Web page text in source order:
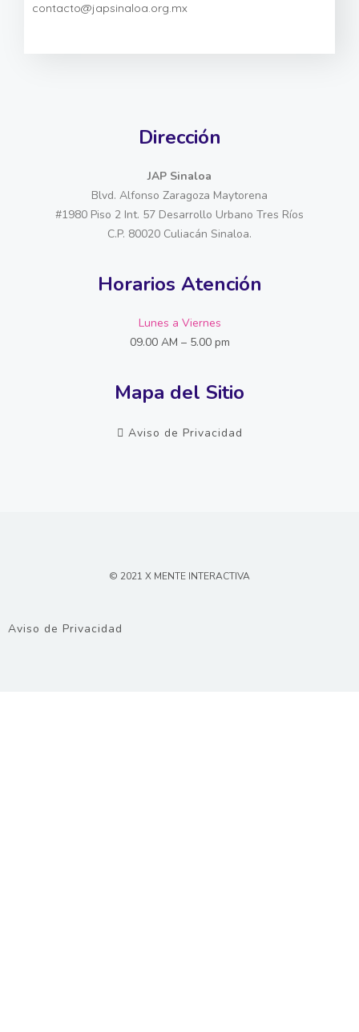
contacto@japsinaloa.org.mx
Dirección
JAP Sinaloa
Blvd. Alfonso Zaragoza Maytorena
#1980 Piso 2 Int. 57 Desarrollo Urbano Tres Ríos
C.P. 80020 Culiacán Sinaloa.
Horarios Atención
Lunes a Viernes
09.00 AM – 5.00 pm
Mapa del Sitio
Aviso de Privacidad
© 2021 X MENTE INTERACTIVA
Aviso de Privacidad